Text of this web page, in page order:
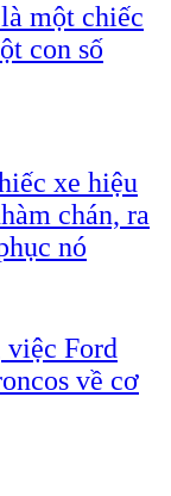
một chiếc
con số
xe hiệu
chán, ra
nó
việc Ford
về cơ